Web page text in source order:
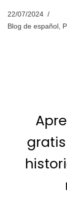
22/07/2024
Blog de español ,